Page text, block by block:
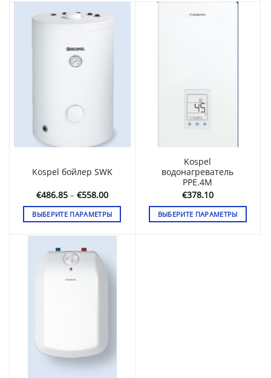
имеет
вариаций.
Опции
странице
на
странице
товара.
Kospel бойлер SWK
€486.85 – €558.00Диапазон
цен:
€486.85
–
€558.00
ВЫБЕРИТЕ ПАРАМЕТРЫ
имеет
несколько
вариаций.
товара.
Kospel
водонагреватель
PPE.4M
€378.10
ВЫБЕРИТЕ ПАРАМЕТРЫ